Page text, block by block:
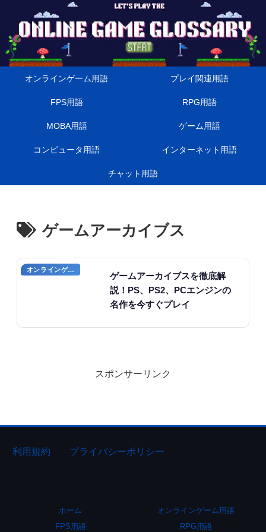
オンラインゲーム用語 プレイ関連用語
FPS用語 RPG用語
MOBA用語 ゲーム用語
コンピュータ用語 インターネット用語
チャット用語
ゲームアーカイブス
オンラインゲームのプレイに関する用語
ゲームアーカイブスを徹底解
説！PS、PS2、PCエンジンの
名作を今すぐプレイ
スポンサーリンク
利用規約 プライバシーポリシー
ホーム
オンラインゲーム用語
FPS用語
RPG用語